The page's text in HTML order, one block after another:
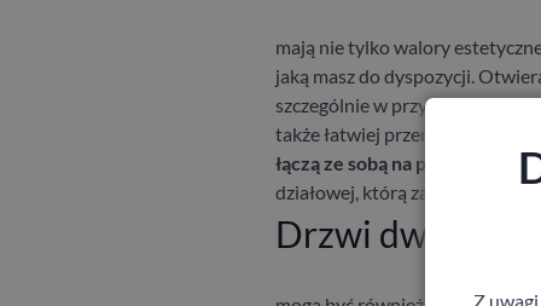
mają nie tylko walory
jaką masz do dyspozycji.
szczególnie w przypadku
także łatwiej przenosić większe
łączą ze sobą na przykład
działowej, którą zamkniesz,
Drzwi
Z